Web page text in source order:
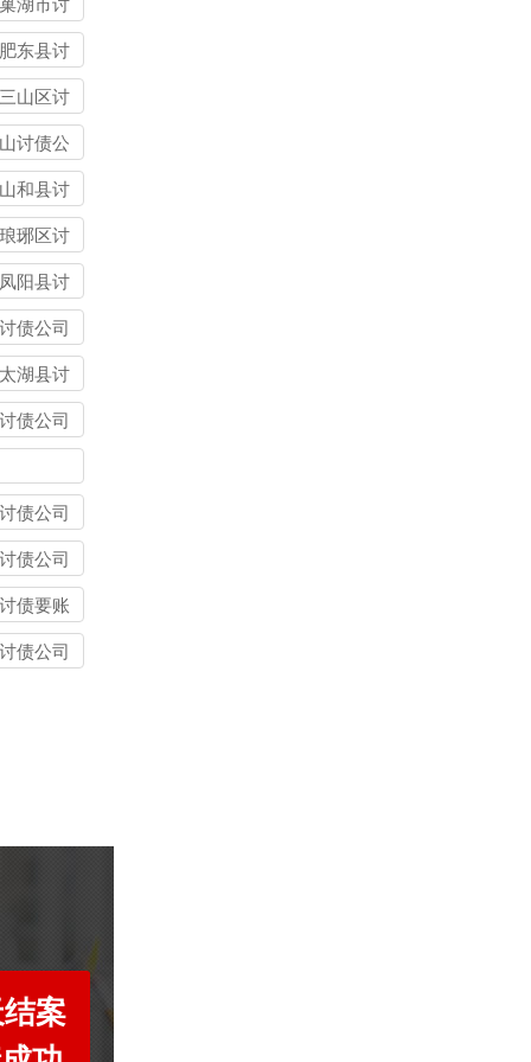
湖市讨
东县讨
山区讨
讨债公
和县讨
琊区讨
阳县讨
债公司
湖县讨
债公司
债公司
债公司
债要账
债公司
案